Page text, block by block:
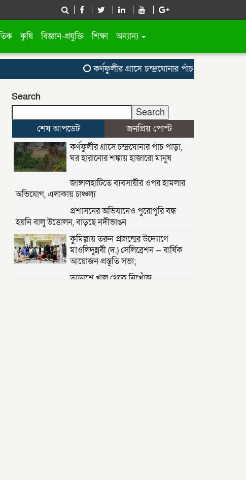
কৃষি বিজ্ঞান-প্রযুক্তি শিক্ষা অন্যান্য
কর্ণফুলীর গ্রাসে চন্দ্রঘোনার পাঁচ পাড়া, ঘর
Search
Search
শেষ আপডেট
জনপ্রিয় পোস্ট
কর্ণফুলীর গ্রাসে চন্দ্রঘোনার পাঁচ পাড়া,
ঘর হারানোর শঙ্কায় হাজারো মানুষ
জাঙ্গালহাটিতে ব্যবসায়ীর ওপর হামলার
অভিযোগ, এলাকায় চাঞ্চল্য
প্রশাসনের অভিযানেও পুরোপুরি বন্ধ
হয়নি বালু উত্তোলন, বাড়ছে নদীভাঙন
কুমিল্লায় তরুন প্রজন্মের উদ্যোগে
মাওলিদুন্নবী (দ.) সেলিব্রেশন — বার্ষিক
আয়োজন প্রস্তুতি সভা;
তাড়াশে খাল থেকে নিখোঁজ